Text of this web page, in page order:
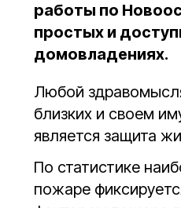
работы по
простых и
домовладениях.
Любой
близких и своем
является защита
По статистике
пожаре